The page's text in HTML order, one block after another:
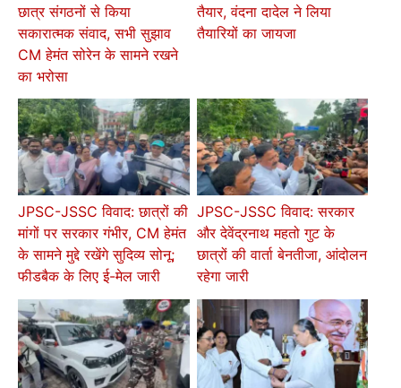
छात्र संगठनों से किया
सकारात्मक संवाद, सभी सुझाव
CM हेमंत सोरेन के सामने रखने
का भरोसा
तैयार, वंदना दादेल ने लिया
तैयारियों का जायजा
JPSC-JSSC विवाद: छात्रों की
मांगों पर सरकार गंभीर, CM हेमंत
के सामने मुद्दे रखेंगे सुदिव्य सोनू;
फीडबैक के लिए ई-मेल जारी
JPSC-JSSC विवाद: सरकार
और देवेंद्रनाथ महतो गुट के
छात्रों की वार्ता बेनतीजा, आंदोलन
रहेगा जारी